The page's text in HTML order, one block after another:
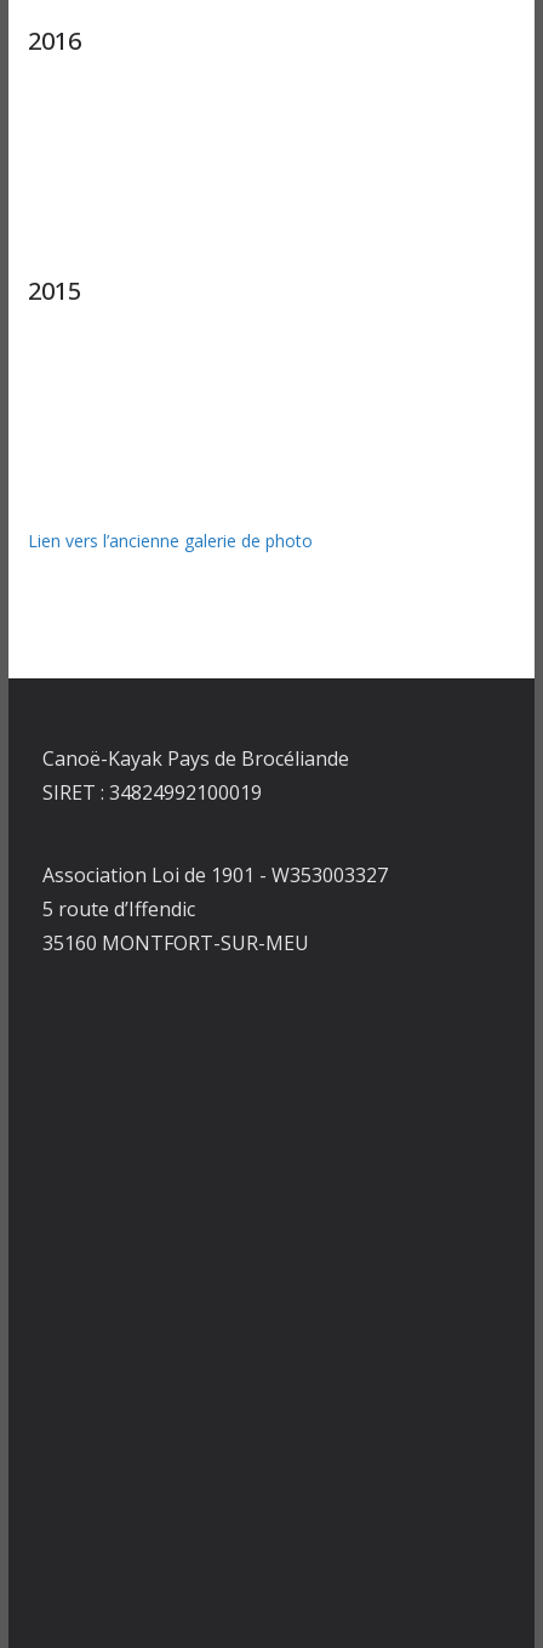
2016
2015
Lien vers l’ancienne galerie de photo
Canoë-Kayak Pays de Brocéliande
SIRET : 34824992100019
Association Loi de 1901 - W353003327
5 route d’Iffendic
35160 MONTFORT-SUR-MEU